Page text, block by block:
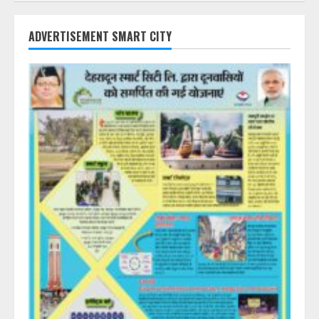
ADVERTISEMENT SMART CITY